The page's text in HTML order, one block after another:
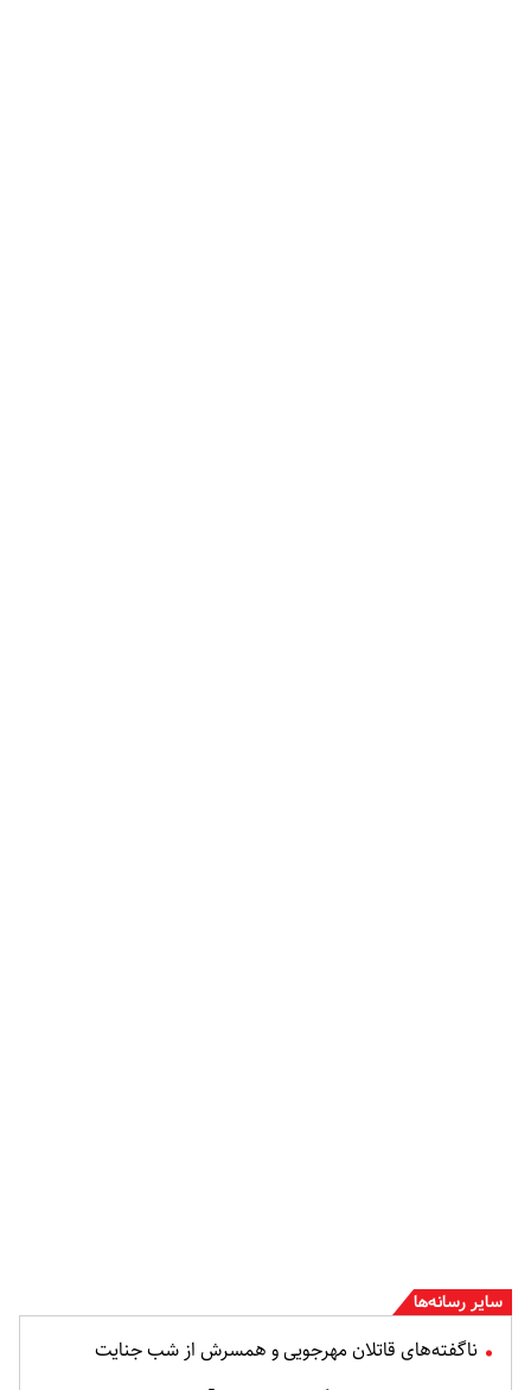
سایر رسانه‌ها
ناگفته‌های قاتلان مهرجویی و همسرش از شب جنایت